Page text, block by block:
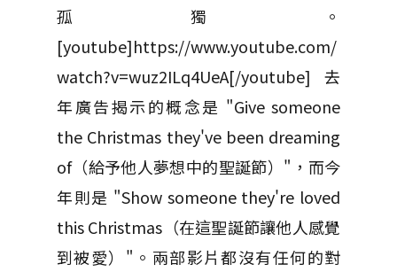
孤獨。
[youtube]https://www.youtube.com/
watch?v=wuz2ILq4UeA[/youtube] 去
年廣告揭示的概念是 "Give someone
the Christmas they've been dreaming
of（給予他人夢想中的聖誕節）"，而今
年則是 "Show someone they're loved
this Christmas（在這聖誕節讓他人感覺
到被愛）"。兩部影片都沒有任何的對